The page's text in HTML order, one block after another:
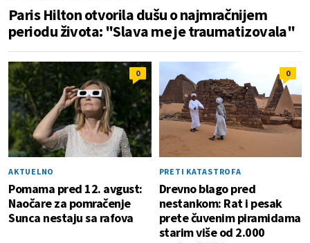
Paris Hilton otvorila dušu o najmračnijem
periodu života: "Slava me je traumatizovala"
0
AKTUELNO
Pomama pred 12. avgust:
Naočare za pomračenje
Sunca nestaju sa rafova
0
PRETI KATASTROFA
Drevno blago pred
nestankom: Rat i pesak
prete čuvenim piramidama
starim više od 2.000